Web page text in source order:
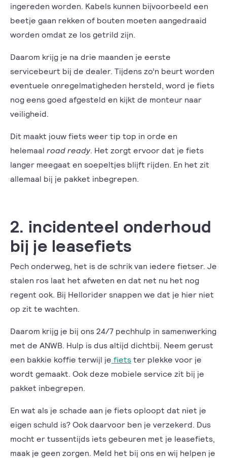
ingereden worden. Kabels kunnen bijvoorbeeld een
beetje gaan rekken of bouten moeten aangedraaid
worden omdat ze los getrild zijn.
Daarom krijg je na drie maanden je eerste
servicebeurt bij de dealer. Tijdens zo’n beurt worden
eventuele onregelmatigheden hersteld, word je fiets
nog eens goed afgesteld en kijkt de monteur naar
veiligheid.
Dit maakt jouw fiets weer tip top in orde en
helemaal road ready. Het zorgt ervoor dat je fiets
langer meegaat en soepeltjes blijft rijden. En het zit
allemaal bij je pakket inbegrepen.
2. incidenteel onderhoud
bij je leasefiets
Pech onderweg, het is de schrik van iedere fietser. Je
stalen ros laat het afweten en dat net nu het nog
regent ook. Bij Hellorider snappen we dat je hier niet
op zit te wachten.
Daarom krijg je bij ons 24/7 pechhulp in samenwerking
met de ANWB. Hulp is dus altijd dichtbij. Neem gerust
een bakkie koffie terwijl je fiets ter plekke voor je
wordt gemaakt. Ook deze mobiele service zit bij je
pakket inbegrepen.
En wat als je schade aan je fiets oploopt dat niet je
eigen schuld is? Ook daarvoor ben je verzekerd. Dus
mocht er tussentijds iets gebeuren met je leasefiets,
maak je geen zorgen. Meld het bij ons en wij helpen je